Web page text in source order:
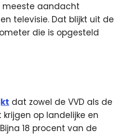
meeste aandacht
televisie. Dat blijkt uit de
die is opgesteld
dat zowel de VVD als de
op landelijke en
18 procent van de